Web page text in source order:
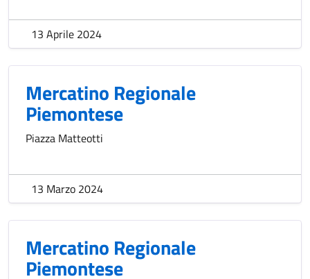
13 Aprile 2024
Mercatino Regionale
Piemontese
Piazza Matteotti
13 Marzo 2024
Mercatino Regionale
Piemontese